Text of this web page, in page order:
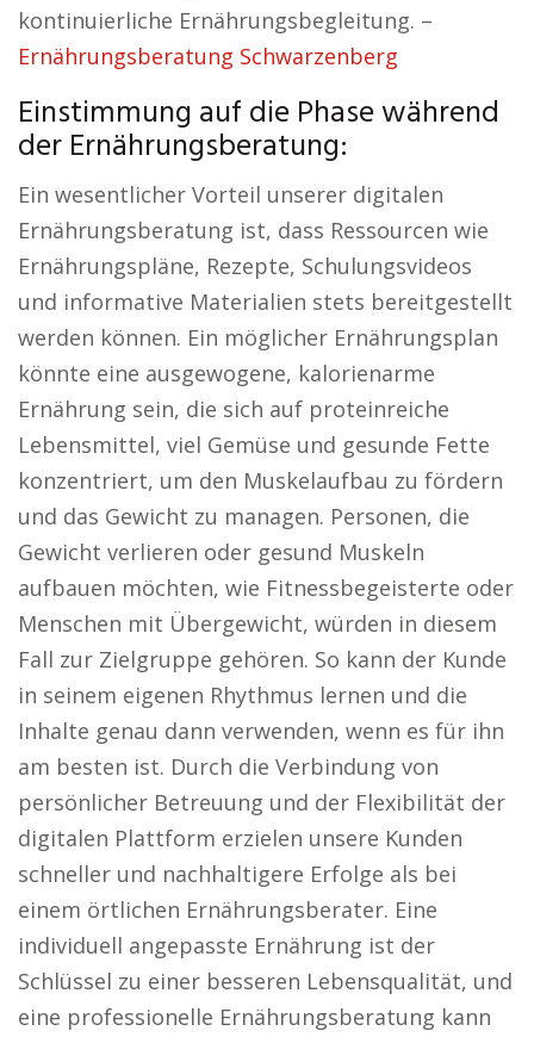
kontinuierliche Ernährungsbegleitung. –
Ernährungsberatung Schwarzenberg
Einstimmung auf die Phase während
der Ernährungsberatung:
Ein wesentlicher Vorteil unserer digitalen
Ernährungsberatung ist, dass Ressourcen wie
Ernährungspläne, Rezepte, Schulungsvideos
und informative Materialien stets bereitgestellt
werden können. Ein möglicher Ernährungsplan
könnte eine ausgewogene, kalorienarme
Ernährung sein, die sich auf proteinreiche
Lebensmittel, viel Gemüse und gesunde Fette
konzentriert, um den Muskelaufbau zu fördern
und das Gewicht zu managen. Personen, die
Gewicht verlieren oder gesund Muskeln
aufbauen möchten, wie Fitnessbegeisterte oder
Menschen mit Übergewicht, würden in diesem
Fall zur Zielgruppe gehören. So kann der Kunde
in seinem eigenen Rhythmus lernen und die
Inhalte genau dann verwenden, wenn es für ihn
am besten ist. Durch die Verbindung von
persönlicher Betreuung und der Flexibilität der
digitalen Plattform erzielen unsere Kunden
schneller und nachhaltigere Erfolge als bei
einem örtlichen Ernährungsberater. Eine
individuell angepasste Ernährung ist der
Schlüssel zu einer besseren Lebensqualität, und
eine professionelle Ernährungsberatung kann